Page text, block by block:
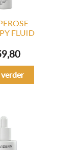
FLUID
verder